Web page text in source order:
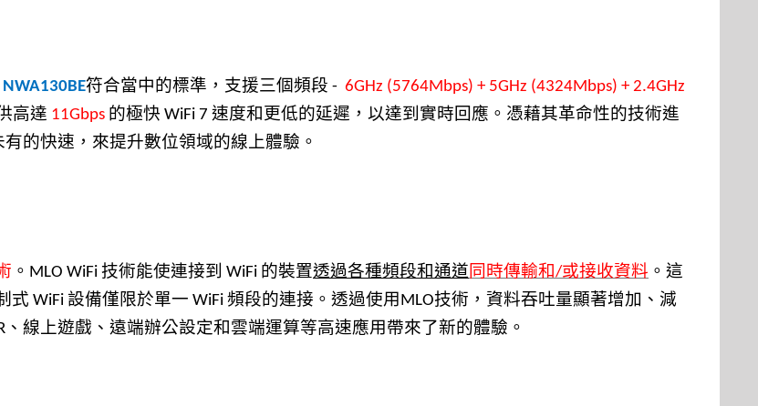
NWA130BE符合當中的標準，支援三個頻段 - 6GHz (5764Mbps) + 5GHz (4324Mbps) + 2.4GHz
高達 11Gbps 的極快 WiFi 7 速度和更低的延遲，以達到實時回應。憑藉其革命性的技術進
的快速，來提升數位領域的線上體驗。
。 MLO WiFi 技術能使連接到 WiFi 的裝置透過各種頻段和通道同時傳輸和/或接收資料 。這
式 WiFi 設備僅限於單一 WiFi 頻段的連接。透過使用MLO技術，資料吞吐量顯著增加、減
、線上遊戲、遠端辦公設定和雲端運算等高速應用帶來了新的體驗。